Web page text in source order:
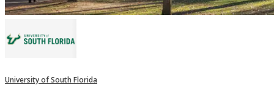
University of South Florida